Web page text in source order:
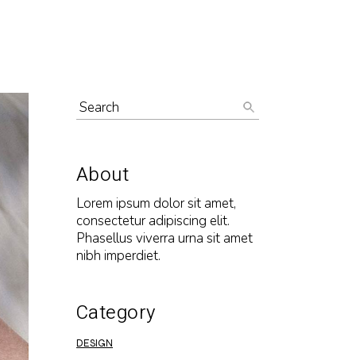
About
Lorem ipsum dolor sit amet,
consectetur adipiscing elit.
Phasellus viverra urna sit amet
nibh imperdiet.
Category
DESIGN